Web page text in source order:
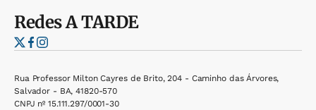
RedesA TARDE
Rua Professor Milton Cayres de Brito, 204 - Caminho das Árvores,
Salvador - BA, 41820-570
CNPJ nº 15.111.297/0001-30